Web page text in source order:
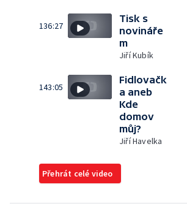
136:27
Tisk s
novináře
m
Jiří Kubík
143:05
Fidlovačk
a aneb
Kde
domov
můj?
Jiří Havelka
Přehrát celé video